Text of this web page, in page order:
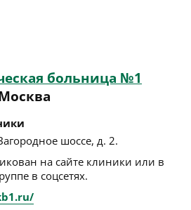
больница №1
шоссе, д. 2.
на сайте клиники или в
в соцсетях.